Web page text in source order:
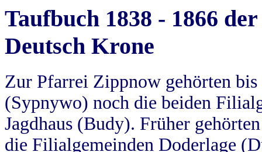
Taufbuch 1838 - 1866
Deutsch Krone
Zur Pfarrei Zippnow gehörten
(Sypnywo) noch die beiden
Jagdhaus (Budy). Früher
die Filialgemeinden Doderlage